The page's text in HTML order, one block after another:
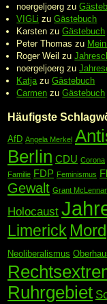
noergeljoerg zu
VIGLi zuGästebuch
Karsten zuGästebuch
Peter Thomas zu
Roger Weil zu
noergeljoerg zu
Katja zuGästebuch
Carmen zuGästebuch
Häufigste
AfD Angela Merkel
Berlin CDU Corona
Familie FDP Feminismus
Gewalt Grant
Holocaust
Limerick Mord
Neoliberalismus
Ruhrgebiet